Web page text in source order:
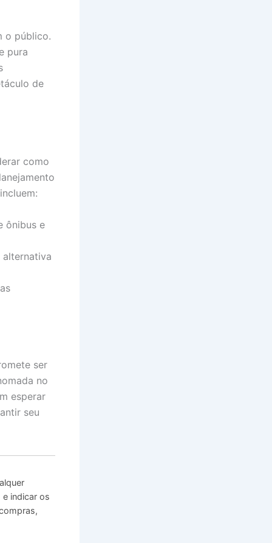
o público.
pura
de
como
ônibus e
ser
no
esperar
seu
indicar os